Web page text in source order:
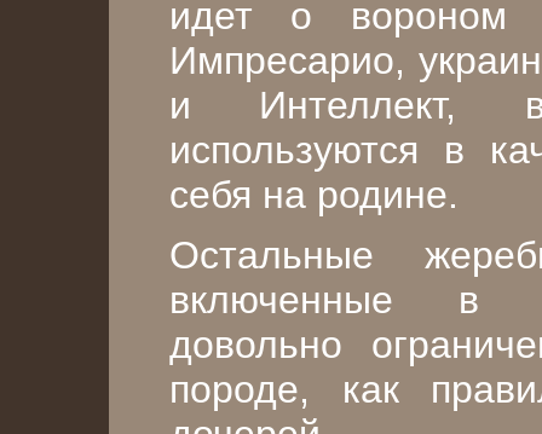
идет о
Импресарио,
и Интеллект,
используются в
себя на родине.
Остальные
включенные в
довольно
породе, как